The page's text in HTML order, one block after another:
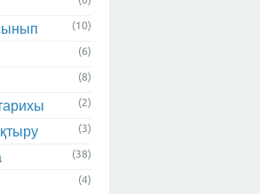
(10)
(6)
(8)
(2)
(3)
(38)
(4)